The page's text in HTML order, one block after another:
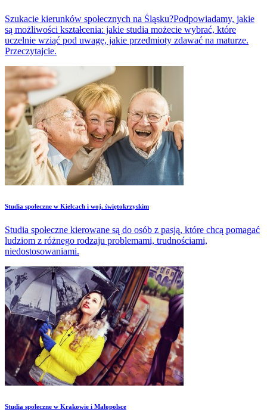
Szukacie kierunków społecznych na Śląsku?Podpowiadamy, jakie
są możliwości kształcenia: jakie studia możecie wybrać, które
uczelnie wziąć pod uwagę, jakie przedmioty zdawać na maturze.
Przeczytajcie.
Studia społeczne w Kielcach i woj. świętokrzyskim
Studia społeczne kierowane są do osób z pasją, które chcą pomagać
ludziom z różnego rodzaju problemami, trudnościami,
niedostosowaniami.
Studia społeczne w Krakowie i Małopolsce